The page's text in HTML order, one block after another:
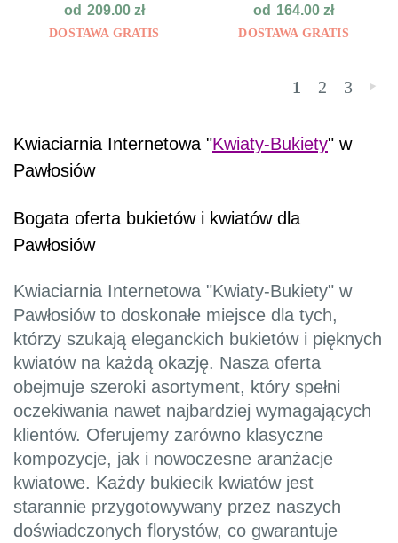
od 209.00 zł
DOSTAWA GRATIS
od 164.00zł
DOSTAWA GRATIS
1 2 3 »
Kwiaciarnia Internetowa "Kwiaty-Bukiety" w
Pawłosiów
Bogata oferta bukietów i kwiatów dla
Pawłosiów
Kwiaciarnia Internetowa "Kwiaty-Bukiety" w
Pawłosiów to doskonałe miejsce dla tych,
którzy szukają eleganckich bukietów i pięknych
kwiatów na każdą okazję. Nasza oferta
obejmuje szeroki asortyment, który spełni
oczekiwania nawet najbardziej wymagających
klientów. Oferujemy zarówno klasyczne
kompozycje, jak i nowoczesne aranżacje
kwiatowe. Każdy bukiecik kwiatów jest
starannie przygotowywany przez naszych
doświadczonych florystów, co gwarantuje